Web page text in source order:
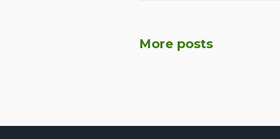
More posts